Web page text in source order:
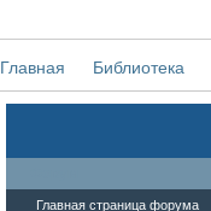
Главная Библиотека
Главная страница форума